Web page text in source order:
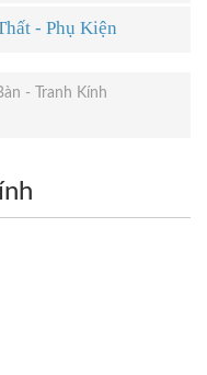
- Phụ Kiện
- Tranh Kính